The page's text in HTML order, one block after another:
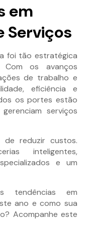
em
Serviços
foi tão estratégica
os avanços
de trabalho e
eficiência e
os portes estão
serviços
de reduzir custos.
inteligentes,
e um
tendências em
ano e como sua
Acompanhe este